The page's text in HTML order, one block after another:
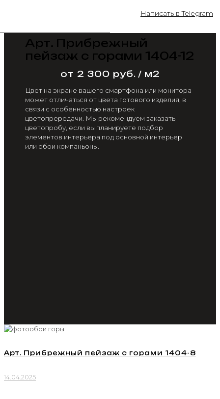
Написать в Telegram
Арт. Прибрежный
пейзаж с горами 1404-12
от 2 300 руб. / м2
Цвет на экране вашего смартфона или монитора
может отличаться от цвета готового изделия, в
связи с особенностью настроек
цветопрередачи. Мы рекомендуем заказать
цветопробу, если вы планируете подбор
элементов интерьера под основной интерьер
или обои компаньоны.
Арт. Прибрежный пейзаж с горами 1404-8
14.04.2025